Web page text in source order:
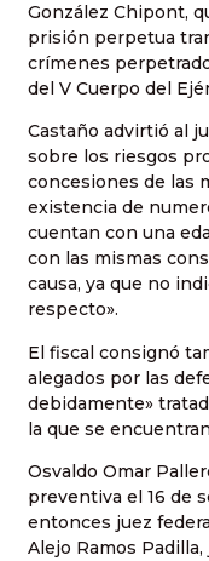
González Chipont,
prisión perpetua
crímenes
del V Cuerpo del
Castaño advirtió al
sobre los riesgos
concesiones de las
existencia de
cuentan con una
con las mismas
causa, ya que no
respecto».
El fiscal consignó
alegados por las
debidamente»
la que se
Osvaldo Omar
preventiva el 16 de
entonces juez
Alejo Ramos